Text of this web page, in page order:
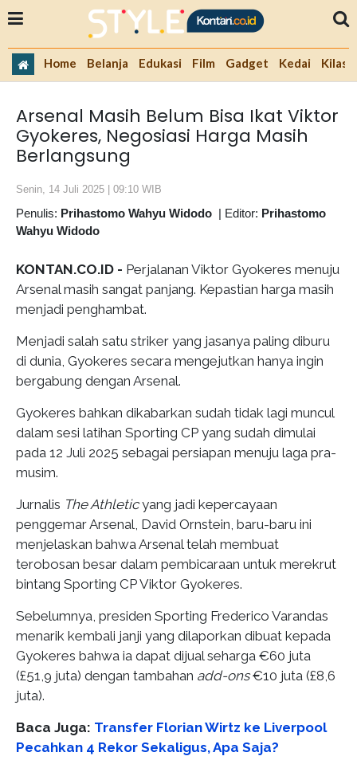
Home Belanja Edukasi Film Gadget Kedai Kilas
Arsenal Masih Belum Bisa Ikat Viktor
Gyokeres, Negosiasi Harga Masih
Berlangsung
Senin, 14 Juli 2025 | 09:10 WIB
Penulis: Prihastomo Wahyu Widodo | Editor: Prihastomo
Wahyu Widodo
KONTAN.CO.ID - Perjalanan Viktor Gyokeres menuju
Arsenal masih sangat panjang. Kepastian harga masih
menjadi penghambat.
Menjadi salah satu striker yang jasanya paling diburu
di dunia, Gyokeres secara mengejutkan hanya ingin
bergabung dengan Arsenal.
Gyokeres bahkan dikabarkan sudah tidak lagi muncul
dalam sesi latihan Sporting CP yang sudah dimulai
pada 12 Juli 2025 sebagai persiapan menuju laga pra-
musim.
Jurnalis The Athleticyang jadi kepercayaan
penggemar Arsenal, David Ornstein, baru-baru ini
menjelaskan bahwa Arsenal telah membuat
terobosan besar dalam pembicaraan untuk merekrut
bintang Sporting CP Viktor Gyokeres.
Sebelumnya, presiden Sporting Frederico Varandas
menarik kembali janji yang dilaporkan dibuat kepada
Gyokeres bahwa ia dapat dijual seharga €60 juta
(£51,9 juta) dengan tambahan add-ons€10 juta (£8,6
juta).
Baca Juga: Transfer Florian Wirtz ke Liverpool
Pecahkan 4 Rekor Sekaligus, Apa Saja?